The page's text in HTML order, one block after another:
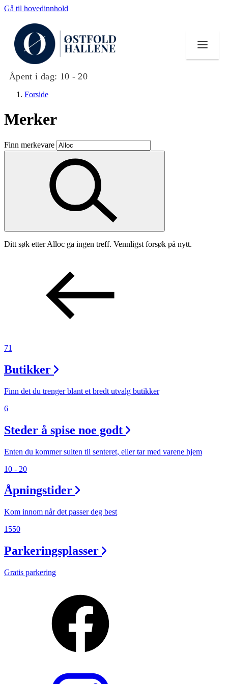
Gå til hovedinnhold
Åpent i dag: 10 - 20
Butikker
Mat og drikke
Aktiviteter
Inspirasjon
Ledige stillinger
Magasin
Finn frem
Forside
Merker
Finn merkevare
Ditt søk etter Alloc ga ingen treff. Vennligst forsøk på nytt.
71
Butikker
Finn det du trenger blant et bredt utvalg butikker
6
Steder å spise noe godt
Enten du kommer sulten til senteret, eller tar med varene hjem
10 - 20
Åpningstider
Kom innom når det passer deg best
1550
Parkeringsplasser
Gratis parkering